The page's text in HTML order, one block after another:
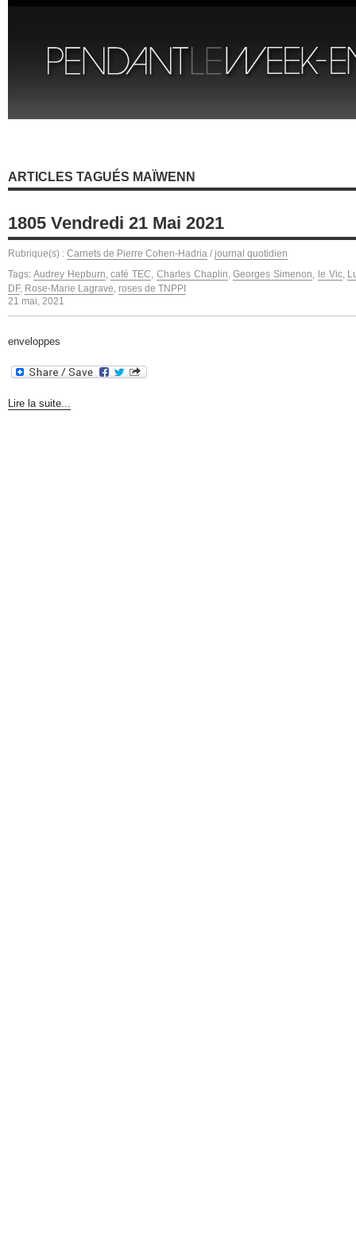
ARTICLES TAGUÉS MAÏWENN
1805 Vendredi 21 Mai 2021
Rubrique(s) : Carnets de Pierre Cohen-Hadria / journal quotidien
Tags: Audrey Hepburn,café TEC, Charles Chaplin,Georges Simenon, le Vic,
DF, Rose-Marie Lagrave, roses de TNPPI
21 mai, 2021
enveloppes
Lire la suite...